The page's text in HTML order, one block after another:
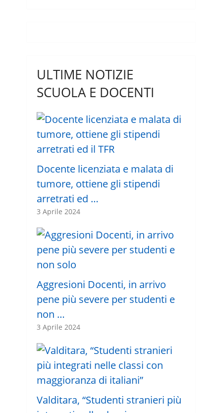
ULTIME NOTIZIE
SCUOLA E DOCENTI
Docente licenziata e malata di
tumore, ottiene gli stipendi
arretrati ed …
3 Aprile 2024
Aggresioni Docenti, in arrivo
pene più severe per studenti e
non …
3 Aprile 2024
Valditara, “Studenti stranieri più